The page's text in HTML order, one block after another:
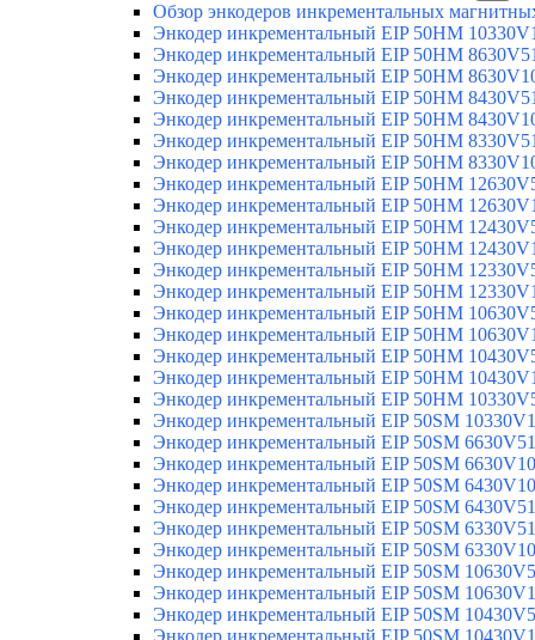
Обзор энкодеров инкрементальных
Энкодер инкрементальный EIP 50HM
Энкодер инкрементальный EIP 50HM
Энкодер инкрементальный EIP 50HM
Энкодер инкрементальный EIP 50HM
Энкодер инкрементальный EIP 50HM
Энкодер инкрементальный EIP 50HM
Энкодер инкрементальный EIP 50HM
Энкодер инкрементальный EIP 50HM
Энкодер инкрементальный EIP 50HM
Энкодер инкрементальный EIP 50HM
Энкодер инкрементальный EIP 50HM
Энкодер инкрементальный EIP 50HM
Энкодер инкрементальный EIP 50HM
Энкодер инкрементальный EIP 50HM
Энкодер инкрементальный EIP 50HM
Энкодер инкрементальный EIP 50HM
Энкодер инкрементальный EIP 50HM
Энкодер инкрементальный EIP 50HM
Энкодер инкрементальный EIP 50SM
Энкодер инкрементальный EIP 50SM
Энкодер инкрементальный EIP 50SM
Энкодер инкрементальный EIP 50SM
Энкодер инкрементальный EIP 50SM
Энкодер инкрементальный EIP 50SM
Энкодер инкрементальный EIP 50SM
Энкодер инкрементальный EIP 50SM
Энкодер инкрементальный EIP 50SM
Энкодер инкрементальный EIP 50SM